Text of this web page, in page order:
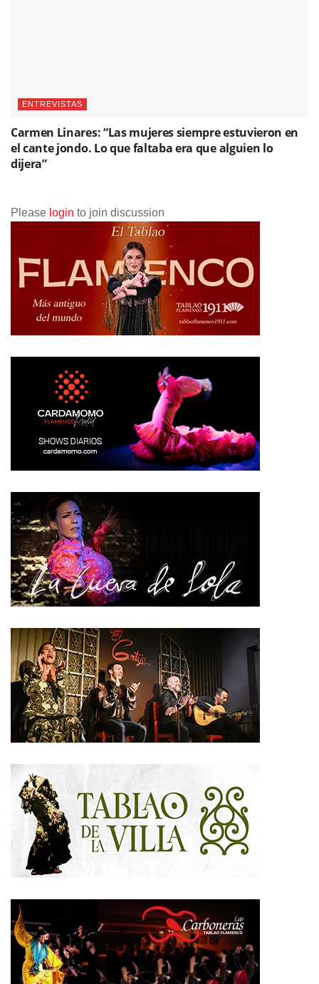
ENTREVISTAS
Carmen Linares: “Las mujeres siempre estuvieron en
el cante jondo. Lo que faltaba era que alguien lo
dijera”
Please login to join discussion